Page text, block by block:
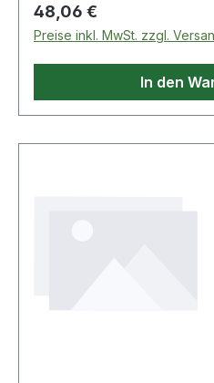
Regulärer Preis:
48,06 €
Preise inkl. MwSt. zzgl.
In den